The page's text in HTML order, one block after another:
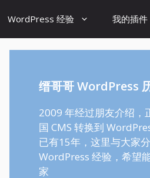
WordPress 经验 我的插件
缙哥哥 WordPress
2009 年经过朋友介绍，
国 CMS 转换到
已有15年，这里与大家
WordPress 经验，希望
家